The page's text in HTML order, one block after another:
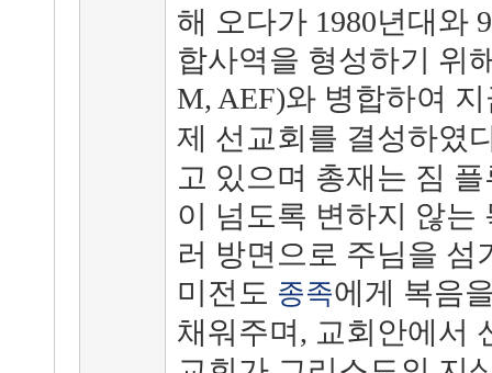
해 오다가 1980년대와
합사역을 형성하기 위
M, AEF)와 병합하여
제 선교회를 결성하였
고 있으며 총재는 짐
이 넘도록 변하지 않는
러 방면으로 주님을 섬
미전도 종족에게 복음
채워주며, 교회안에서